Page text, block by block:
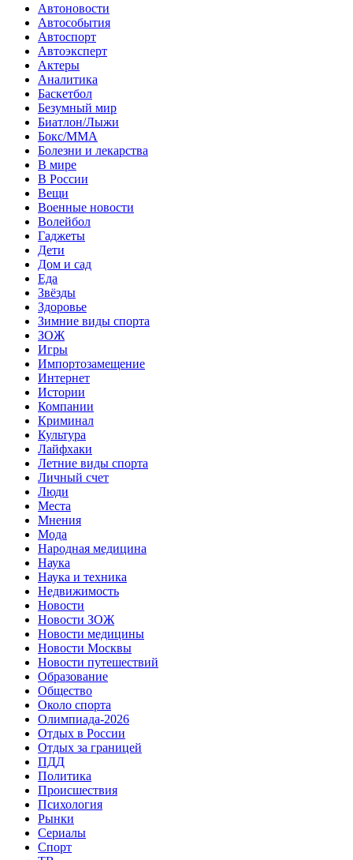
Автоновости
Автособытия
Автоспорт
Автоэксперт
Актеры
Аналитика
Баскетбол
Безумный мир
Биатлон/Лыжи
Бокс/MMA
Болезни и лекарства
В мире
В России
Вещи
Военные новости
Волейбол
Гаджеты
Дети
Дом и сад
Еда
Звёзды
Здоровье
Зимние виды спорта
ЗОЖ
Игры
Импортозамещение
Интернет
Истории
Компании
Криминал
Культура
Лайфхаки
Летние виды спорта
Личный счет
Люди
Места
Мнения
Мода
Народная медицина
Наука
Наука и техника
Недвижимость
Новости
Новости ЗОЖ
Новости медицины
Новости Москвы
Новости путешествий
Образование
Общество
Около спорта
Олимпиада-2026
Отдых в России
Отдых за границей
ПДД
Политика
Происшествия
Психология
Рынки
Сериалы
Спорт